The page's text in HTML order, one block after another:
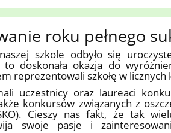
roku pełnego
szkole odbyło się
to doskonała okazja do
reprezentowali szkołę w
uczestnicy oraz laureaci
konkursów związanych z
Cieszy nas fakt, że tak
swoje pasje i